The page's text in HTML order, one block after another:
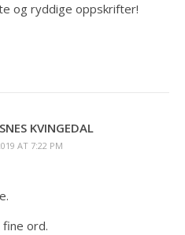
og ryddige oppskrifter!
KVINGEDAL
AT 7:22 PM
fine ord.